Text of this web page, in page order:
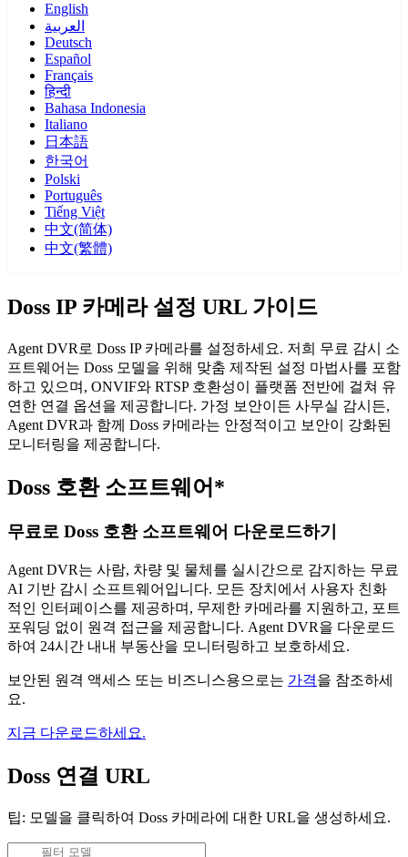
English
العربية
Deutsch
Español
Français
हिन्दी
Bahasa Indonesia
Italiano
日本語
한국어
Polski
Português
Tiếng Việt
中文(简体)
中文(繁體)
Doss IP 카메라 설정 URL 가이드
Agent DVR로 Doss IP 카메라를 설정하세요. 저희 무료 감시 소
프트웨어는 Doss 모델을 위해 맞춤 제작된 설정 마법사를 포함
하고 있으며, ONVIF와 RTSP 호환성이 플랫폼 전반에 걸쳐 유
연한 연결 옵션을 제공합니다. 가정 보안이든 사무실 감시든,
Agent DVR과 함께 Doss 카메라는 안정적이고 보안이 강화된
모니터링을 제공합니다.
Doss 호환 소프트웨어*
무료로 Doss 호환 소프트웨어 다운로드하기
Agent DVR는 사람, 차량 및 물체를 실시간으로 감지하는 무료
AI 기반 감시 소프트웨어입니다. 모든 장치에서 사용자 친화
적인 인터페이스를 제공하며, 무제한 카메라를 지원하고, 포트
포워딩 없이 원격 접근을 제공합니다. Agent DVR을 다운로드
하여 24시간 내내 부동산을 모니터링하고 보호하세요.
보안된 원격 액세스 또는 비즈니스용으로는 가격을 참조하세
요.
지금 다운로드하세요.
Doss 연결 URL
팁: 모델을 클릭하여 Doss 카메라에 대한 URL을 생성하세요.